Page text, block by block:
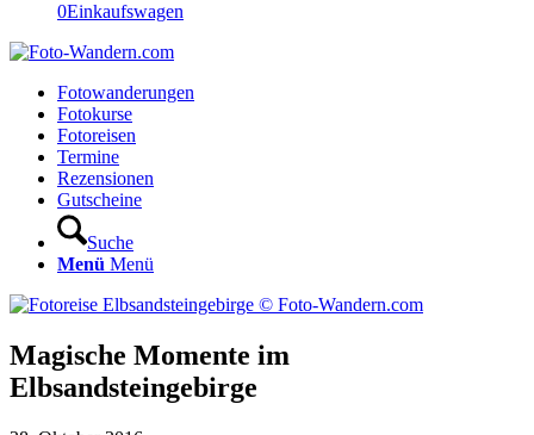
0Einkaufswagen
Fotowanderungen
Fotokurse
Fotoreisen
Termine
Rezensionen
Gutscheine
Suche
Menü Menü
Magische Momente im
Elbsandsteingebirge